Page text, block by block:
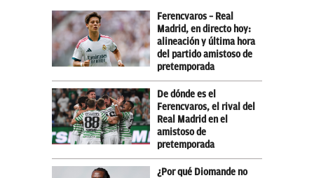
Ferencvaros – Real
Madrid, en directo hoy:
alineación y última hora
del partido amistoso de
pretemporada
De dónde es el
Ferencvaros, el rival del
Real Madrid en el
amistoso de
pretemporada
¿Por qué Diomande no